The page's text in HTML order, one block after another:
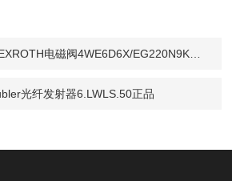
电磁阀4WE6D6X/EG220N9K4/V
光纤发射器6.LWLS.50正品